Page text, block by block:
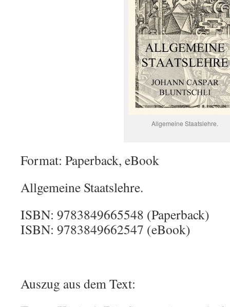
Allgemeine Staatslehre.
Format: Paperback, eBook
Allgemeine Staatslehre.
ISBN: 9783849665548 (Paperback)
ISBN: 9783849662547 (eBook)
Auszug aus dem Text: